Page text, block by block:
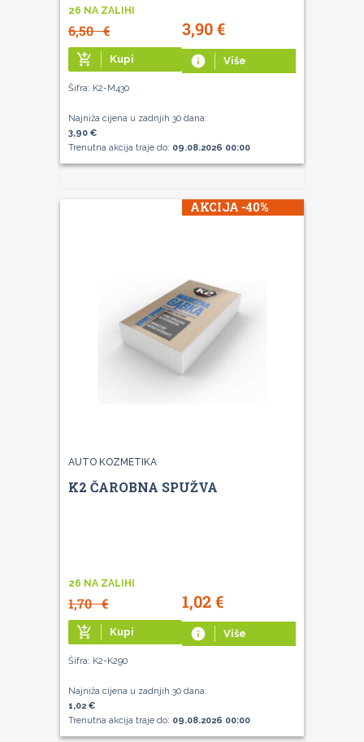
26 NA ZALIHI
6,50€ 3,90€
add_shopping_cart Kupi info Više
Šifra: K2-M430
Najniža cijena u zadnjih 30 dana:
3,90 €
Trenutna akcija traje do: 09.08.2026 00:00
AKCIJA -40%
AUTO KOZMETIKA
K2 ČAROBNA SPUŽVA
26 NA ZALIHI
1,70€ 1,02€
add_shopping_cart Kupi info Više
Šifra: K2-K290
Najniža cijena u zadnjih 30 dana:
1,02 €
Trenutna akcija traje do: 09.08.2026 00:00